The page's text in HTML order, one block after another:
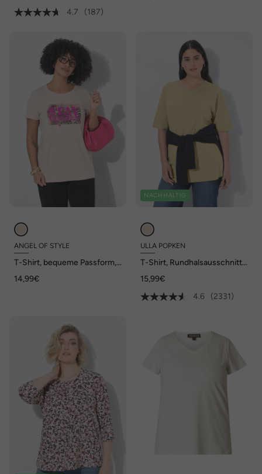
4.7
(187)
ANGEL OF STYLE
T-Shirt, bequeme Passform,
14,99€
NACHHALTIG
ULLA POPKEN
T-Shirt, Rundhalsausschnitt,
15,99€
4.6
(2331)